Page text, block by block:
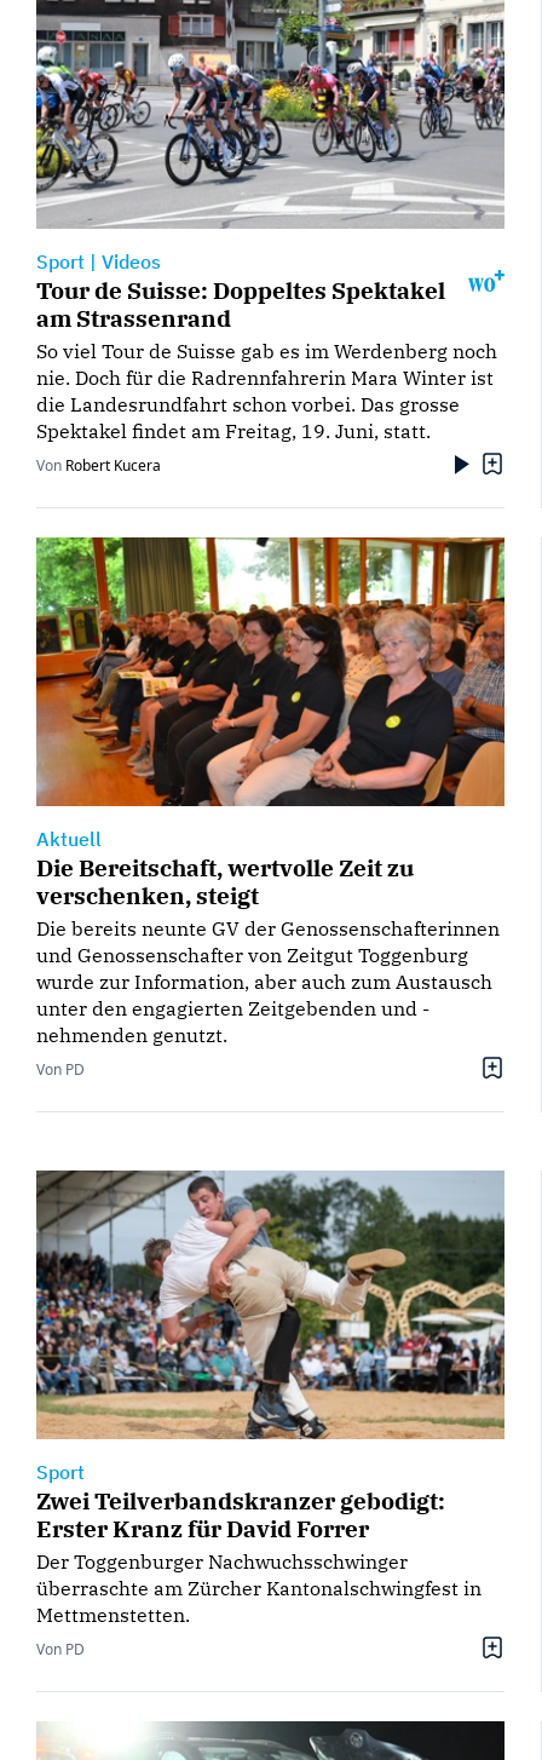
Sport | Videos
Tour de Suisse: Doppeltes Spektakel
am Strassenrand
So viel Tour de Suisse gab es im Werdenberg noch
nie. Doch für die Radrennfahrerin Mara Winter ist
die Landesrundfahrt schon vorbei. Das grosse
Spektakel findet am Freitag, 19. Juni, statt.
Von Robert Kucera
Aktuell
Die Bereitschaft, wertvolle Zeit zu
verschenken, steigt
Die bereits neunte GV der Genossenschafterinnen
und Genossenschafter von Zeitgut Toggenburg
wurde zur Information, aber auch zum Austausch
unter den engagierten Zeitgebenden und -
nehmenden genutzt.
Von PD
Sport
Zwei Teilverbandskranzer gebodigt:
Erster Kranz für David Forrer
Der Toggenburger Nachwuchsschwinger
überraschte am Zürcher Kantonalschwingfest in
Mettmenstetten.
Von PD